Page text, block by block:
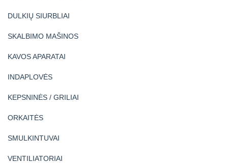
DULKIŲ SIURBLIAI
SKALBIMO MAŠINOS
KAVOS APARATAI
INDAPLOVĖS
KEPSNINĖS / GRILIAI
ORKAITĖS
SMULKINTUVAI
VENTILIATORIAI